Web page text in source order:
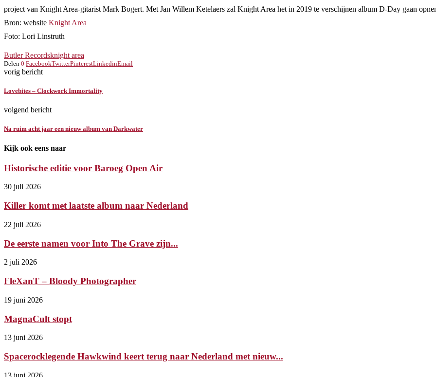
project van Knight Area-gitarist Mark Bogert. Met Jan Willem Ketelaers zal Knight Area het in 2019 te verschijnen album D-Day gaan
Bron: website Knight Area
Foto: Lori Linstruth
Butler Recordsknight area
Delen 0 FacebookTwitterPinterestLinkedinEmail
vorig bericht
Lovebites – Clockwork Immortality
volgend bericht
Na ruim acht jaar een nieuw album van Darkwater
Kijk ook eens naar
Historische editie voor Baroeg Open Air
30 juli 2026
Killer komt met laatste album naar Nederland
22 juli 2026
De eerste namen voor Into The Grave zijn...
2 juli 2026
FleXanT – Bloody Photographer
19 juni 2026
MagnaCult stopt
13 juni 2026
Spacerocklegende Hawkwind keert terug naar Nederland met nieuw...
13 juni 2026